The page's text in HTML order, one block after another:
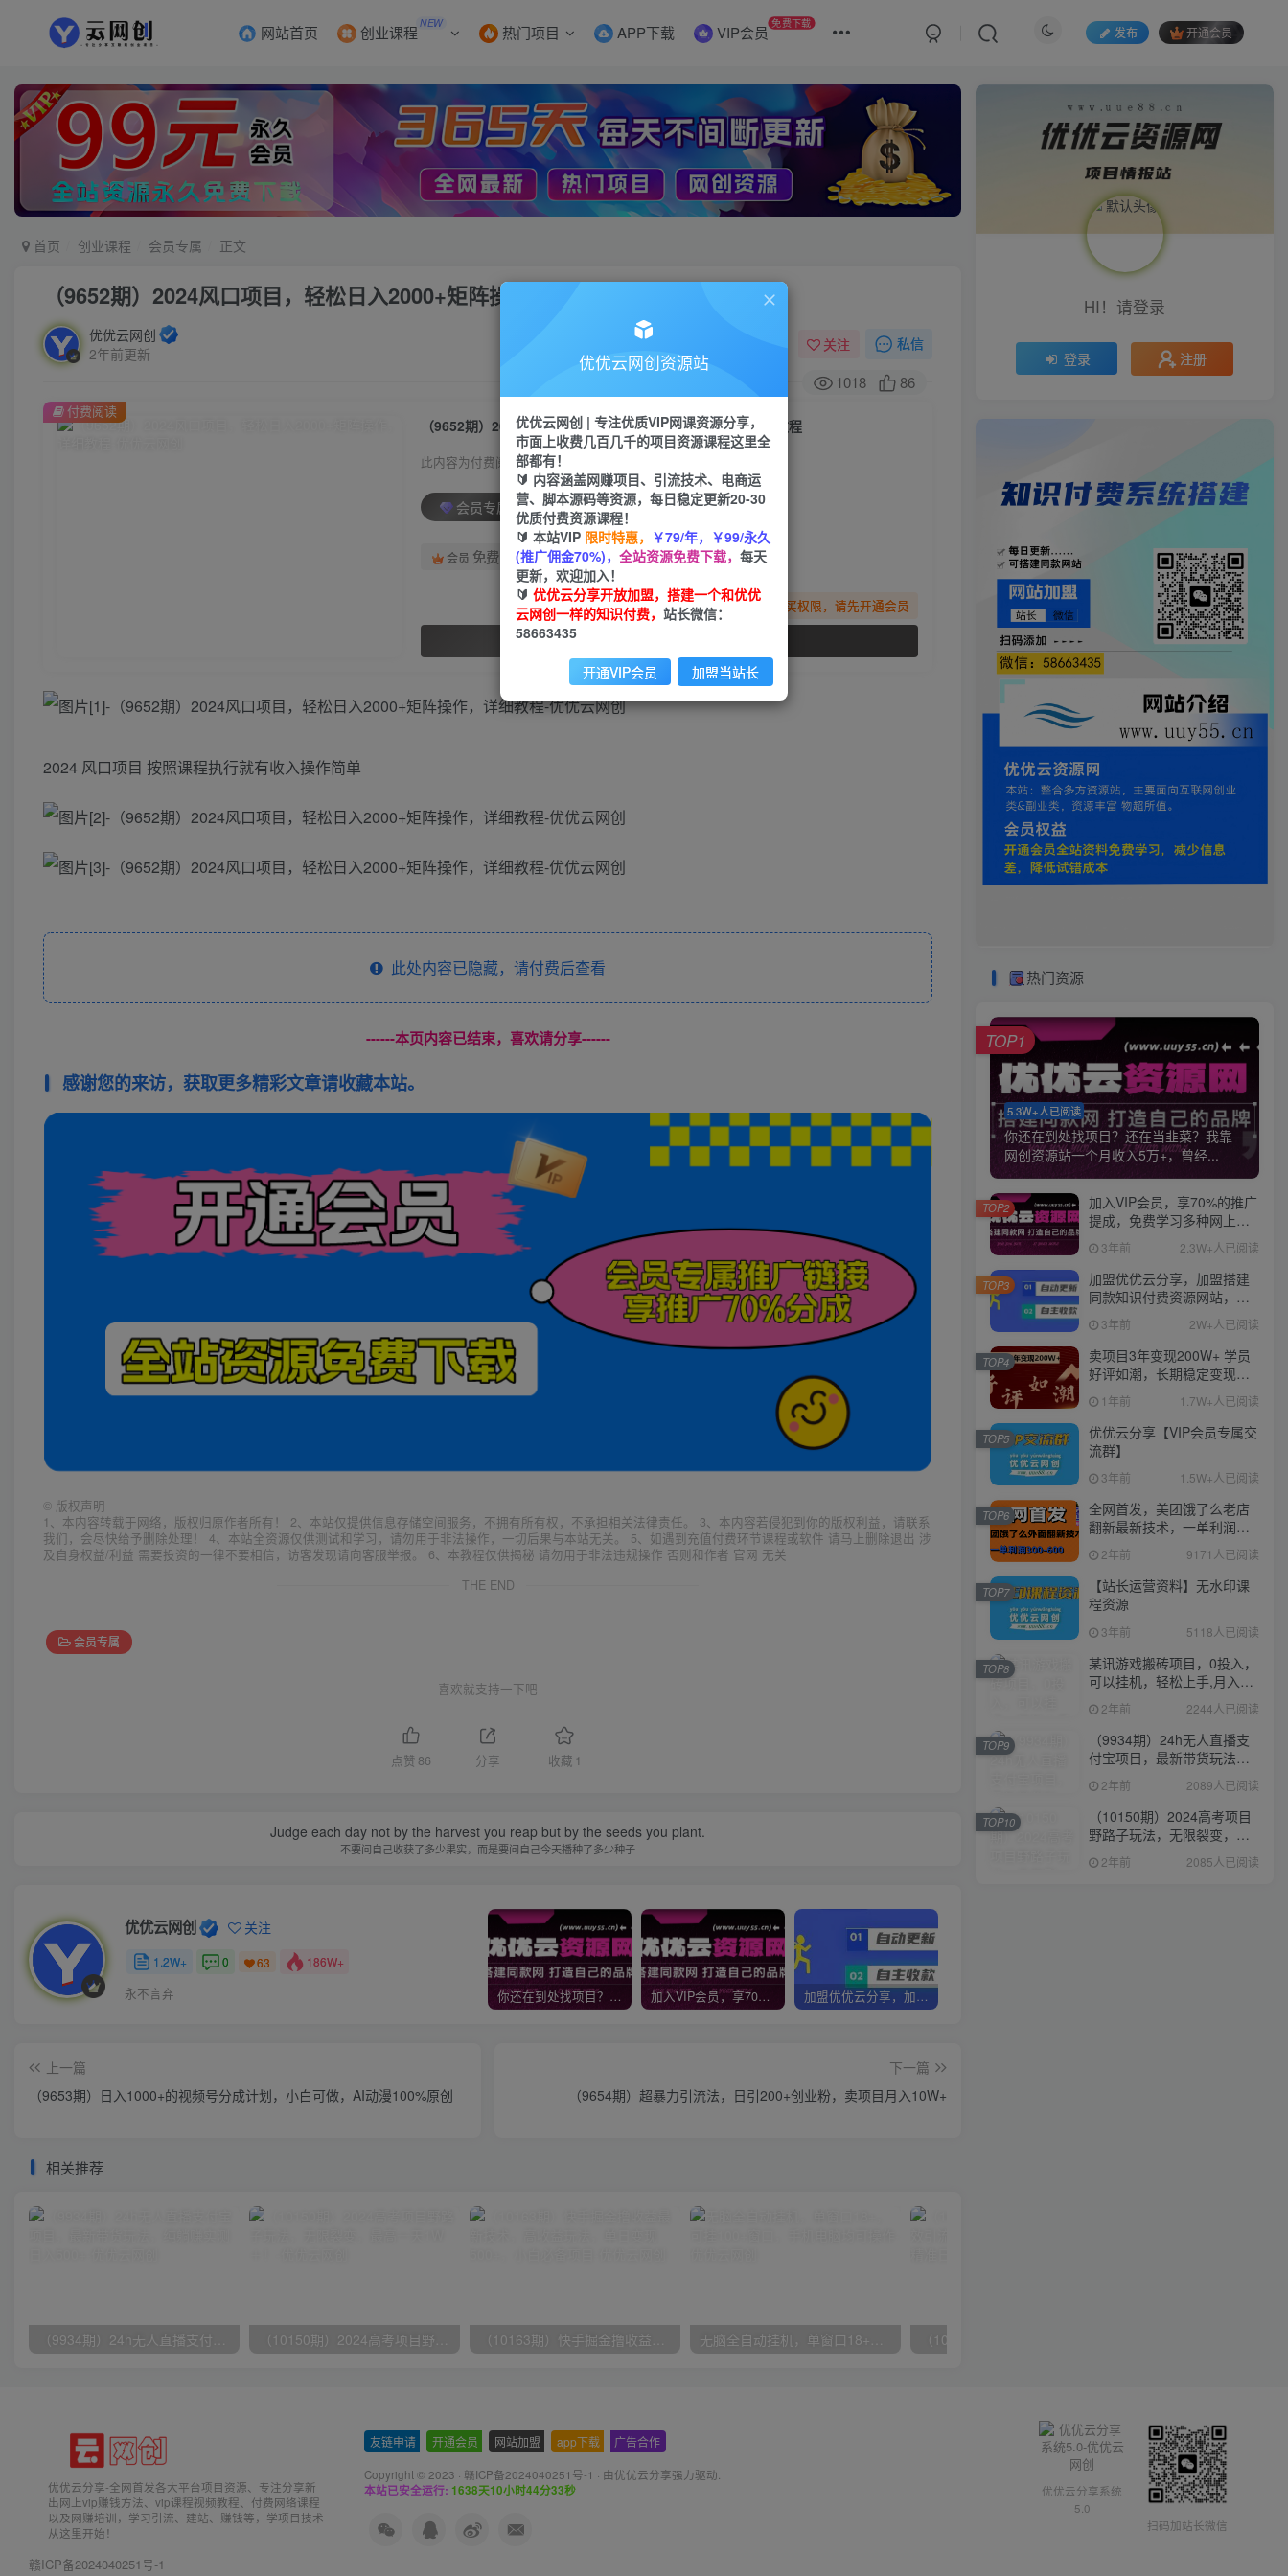
网站首页 创业课程 NEW 热门项目 APP下载 VIP会员 免费下载
发布 开通会员
首页 创业课程 会员专属 正文
（9652期）2024风口项目，轻松日入2000+矩阵操作，详细教程
优优云网创
2年前更新
关注 私信
1018 86
（9652期）2024风口项目，轻松日入2000+矩阵操作，详细教程
此内容为付费阅读，请付费后查看
会员专属资源
会员 免费
您暂无购买权限，请先开通会员
付费阅读
2024 风口项目 按照课程执行就有收入操作简单
此处内容已隐藏，请付费后查看
------本页内容已结束，喜欢请分享------
感谢您的来访，获取更多精彩文章请收藏本站。
© 版权声明
1、本内容转载于网络，版权归原作者所有！ 2、本站仅提供信息存储空间服务，不拥有所有权，不承担相关法律责任。 3、本内容若侵犯到你的版权利益，请联系
我们，会尽快给予删除处理！ 4、本站全资源仅供测试和学习，请勿用于非法操作，一切后果与本站无关。 5、如遇到充值付费环节课程或软件 请马上删除退出 涉
及自身权益/利益 需要投资的一律不要相信，访客发现请向客服举报。 6、本教程仅供揭秘 请勿用于非法违规操作 否则和作者 官网 无关
THE END
会员专属
喜欢就支持一下吧
点赞 86 分享 收藏 1
Judge each day not by the harvest you reap but by the seeds you plant.
不要问自己收获了多少果实，而是要问自己今天播种了多少种子
优优云网创 关注
1.2W+ 0 63 186W+
永不言弃 你还在到处找项目？还在当韭菜？我靠网创资源站一个月收入5万+，曾经我也是个失败者。 加入VIP会员，享70%的推广提成，免费学习多种网上创业课程，菜鸟秒变大神！ 加盟优优云分享，加盟搭建同款知识付费资源网站，实现长期稳定被动收入~
上一篇
（9653期）日入1000+的视频号分成计划，小白可做，AI动漫100%原创
下一篇
（9654期）超暴力引流法，日引200+创业粉，卖项目月入10W+
相关推荐
（9934期）24h无人直播支付宝项目，最新带货玩法，纯躺赚实测日入500+ （10150期）2024高考项目野路子玩法，无限裂变，最高一天1W＋！ （10163期）快手掘金撸收益最新技术，高收益玩法，单日变现500+，小白必备项目 无脑全自动挂机，单窗口18+，可挂100+窗口，手机电脑均可操作
HI！请登录
登录 注册
热门资源
5.3W+人已阅读
你还在到处找项目？还在当韭菜？我靠
网创资源站一个月收入5万+，曾经...
TOP1
加入VIP会员，享70%的推广
提成，免费学习多种网上创
业课程，菜鸟秒变大神！
3年前 2.3W+人已阅读
TOP2
加盟优优云分享，加盟搭建
同款知识付费资源网站，实
现长期稳定被动收入~
3年前 2W+人已阅读
TOP3
卖项目3年变现200W+ 学员
好评如潮，长期稳定变现，
可以一直干到老！
1年前 1.7W+人已阅读
TOP4
优优云分享【VIP会员专属交
流群】
3年前 1.5W+人已阅读
TOP5
全网首发，美团饿了么老店
翻新最新技术，一单利润
300-600
2年前 9171人已阅读
TOP6
【站长运营资料】无水印课
程资源
3年前 5118人已阅读
TOP7
某讯游戏搬砖项目，0投入，
可以挂机，轻松上手,月入
3000+上不封顶
2年前 2244人已阅读
TOP8
（9934期）24h无人直播支
付宝项目，最新带货玩法，
纯躺赚实测日入500+
2年前 2089人已阅读
TOP9
（10150期）2024高考项目
野路子玩法，无限裂变，最
高一天1W＋！
2年前 2085人已阅读
TOP10
优优云分享-全网首发各大平台项目资源、专注分享新
出网上vip赚钱方法、vip课程视频教程、付费网络课程
以及网赚培训，学习引流、建站、赚钱等，学项目技术
从这里开始！
友链申请 开通会员 网站加盟 app下载 广告合作
Copyright © 2023 · 赣ICP备2024040251号-1 · 由优优云分享强力驱动.
本站已安全运行: 1638天10小时44分34秒
优优云分享系统
5.0
扫码加站长微信
赣ICP备2024040251号-1
优优云网创资源站
优优云网创 | 专注优质VIP网课资源分享，
市面上收费几百几千的项目资源课程这里全
部都有！
🔰 内容涵盖网赚项目、引流技术、电商运
营、脚本源码等资源，每日稳定更新20-30
优质付费资源课程！
🔰 本站VIP 限时特惠， ￥79/年，￥99/永久
(推广佣金70%)， 全站资源免费下载， 每天
更新，欢迎加入！
🔰 优优云分享开放加盟，搭建一个和优优
云网创一样的知识付费， 站长微信：
58663435
开通VIP会员 加盟当站长